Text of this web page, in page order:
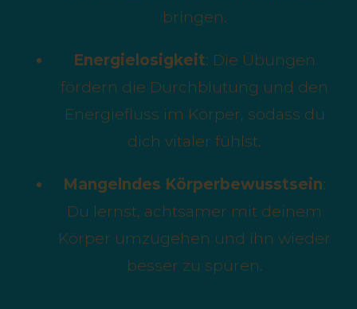
bringen.
Energielosigkeit: Die Übungen
fördern die Durchblutung und den
Energiefluss im Körper, sodass du
dich vitaler fühlst.
Mangelndes Körperbewusstsein:
Du lernst, achtsamer mit deinem
Körper umzugehen und ihn wieder
besser zu spüren.